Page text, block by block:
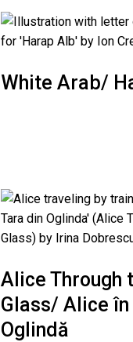
White Arab/
Alice Through
Glass/ Alice
Oglindă